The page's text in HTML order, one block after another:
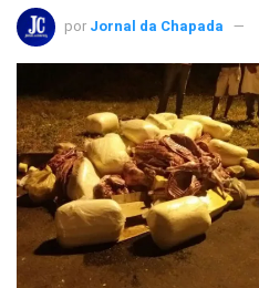
por Jornal da Chapada